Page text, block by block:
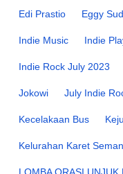
Edi Prastio Eggy
Indie Music Indie
Indie Rock July 2023
Jokowi July Indie
Kecelakaan Bus
Kelurahan Karet